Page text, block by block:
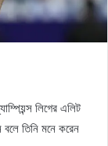
লিগের এলিট
বলে তিনি মনে করেন